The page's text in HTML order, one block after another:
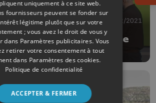
24/02/2021
S3#19 : plongée
stations
uniquement à ce site web.
fournisseurs peuvent se fonder sur
légitime plutôt que sur votre
; vous avez le droit de vous y
dans Paramètres publicitaires. Vous
retirer votre consentement à tout
dans Paramètres des cookies.
Politique de confidentialité
ACCEPTER & FERMER